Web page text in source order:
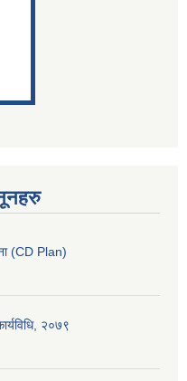
(CD Plan)
२०७९